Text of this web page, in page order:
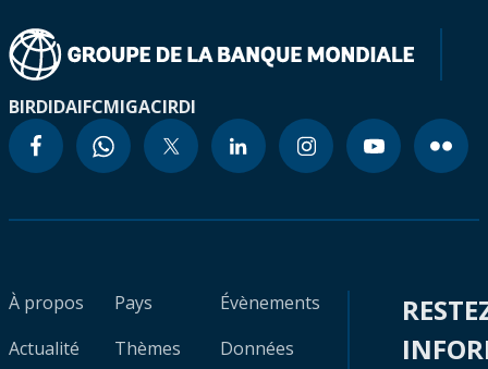
BIRDIDAIFCMIGACIRDI
À propos
Actualité
Pays
Thèmes
Évènements
Données